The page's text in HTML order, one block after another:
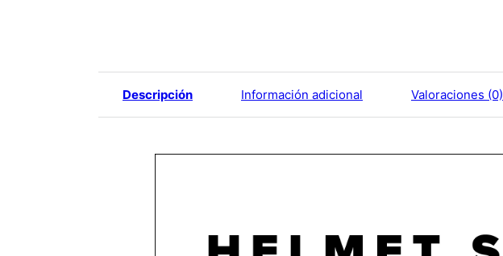
Descripción Información adicional Valoraciones (0)